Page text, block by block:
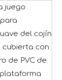
juego
del cojín
cubierta con
de PVC de